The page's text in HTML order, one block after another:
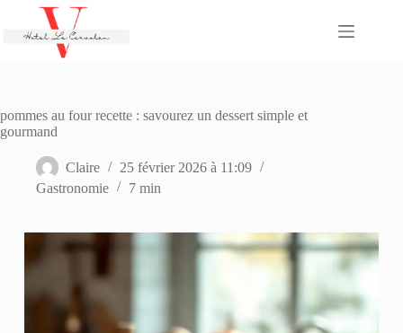
contenu
pommes au four recette : savourez un dessert simple et
gourmand
Claire
25 février 2026 à 11:09
Gastronomie
7 min